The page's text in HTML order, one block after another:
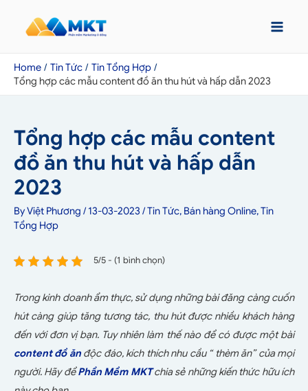
Home Tin Tức
Tin Tổng Hợp
Tổng hợp các mẫu content đồ ăn thu hút và hấp dẫn 2023
Tổng hợp các mẫu content
đồ ăn thu hút và hấp dẫn
2023
ByViệt Phương /13-03-2023 /Tin Tức, Bán hàng Online,Tin
Tổng Hợp
5/5 - (1 bình chọn)
Trong kinh doanh ẩm thực, sử dụng những bài đăng càng cuốn
hút càng giúp tăng tương tác, thu hút được nhiều khách hàng
đến với đơn vị bạn. Tuy nhiên làm thế nào để có được một bài
content đồ ănđộc đáo, kích thích nhu cầu “ thèm ăn” của mọi
người. Hãy đểPhần Mềm MKTchia sẻ những kiến thức hữu ích